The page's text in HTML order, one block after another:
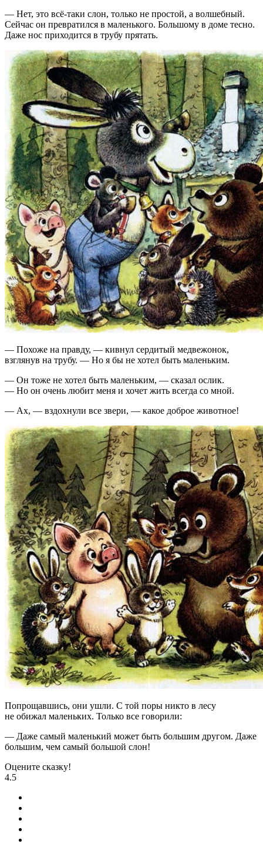
— Нет, это всё-таки слон, только не простой, а волшебный.
Сейчас он превратился в маленького. Большому в доме тесно.
Даже нос приходится в трубу прятать.
— Похоже на правду, — кивнул сердитый медвежонок,
взглянув на трубу. — Но я бы не хотел быть маленьким.
— Он тоже не хотел быть маленьким, — сказал ослик.
— Но он очень любит меня и хочет жить всегда со мной.
— Ах, — вздохнули все звери, — какое доброе животное!
Попрощавшись, они ушли. С той поры никто в лесу
не обижал маленьких. Только все говорили:
— Даже самый маленький может быть большим другом. Даже
большим, чем самый большой слон!
Оцените сказку!
4.5